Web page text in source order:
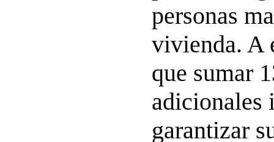
personas
vivienda. A
que sumar
adicionales
garantizar